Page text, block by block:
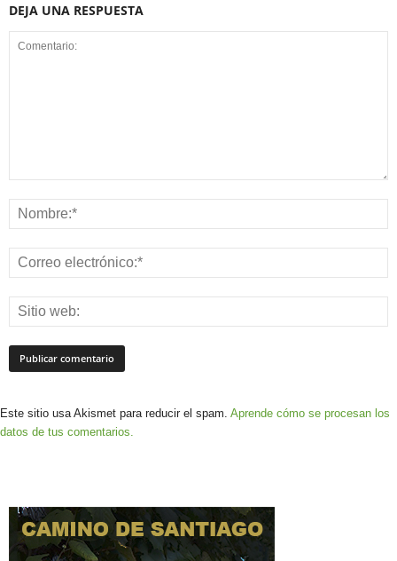
DEJA UNA RESPUESTA
Este sitio usa Akismet para reducir el spam. Aprende cómo se procesan los
datos de tus comentarios.